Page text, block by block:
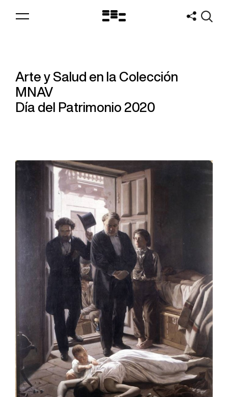
Logo
Arte y Salud en la Colección
MNAV
Día del Patrimonio 2020